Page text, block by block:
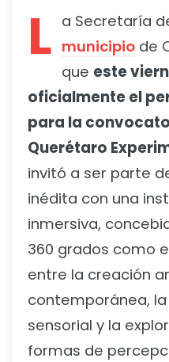
L a Secretaría
municipio de
que este
oficialmente el
para la
Querétaro
invitó a ser parte
inédita con una
inmersiva,
360 grados como
entre la creación
contemporánea,
sensorial y la
formas de